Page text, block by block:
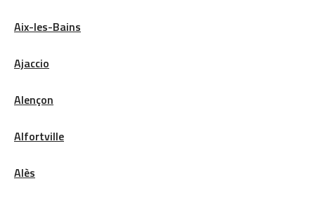
Aix-les-Bains
Ajaccio
Alençon
Alfortville
Alès